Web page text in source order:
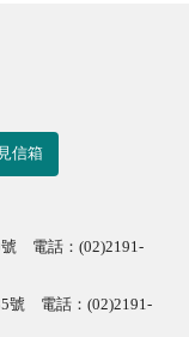
信箱
號 電話：(02)2191-
號 電話：(02)2191-